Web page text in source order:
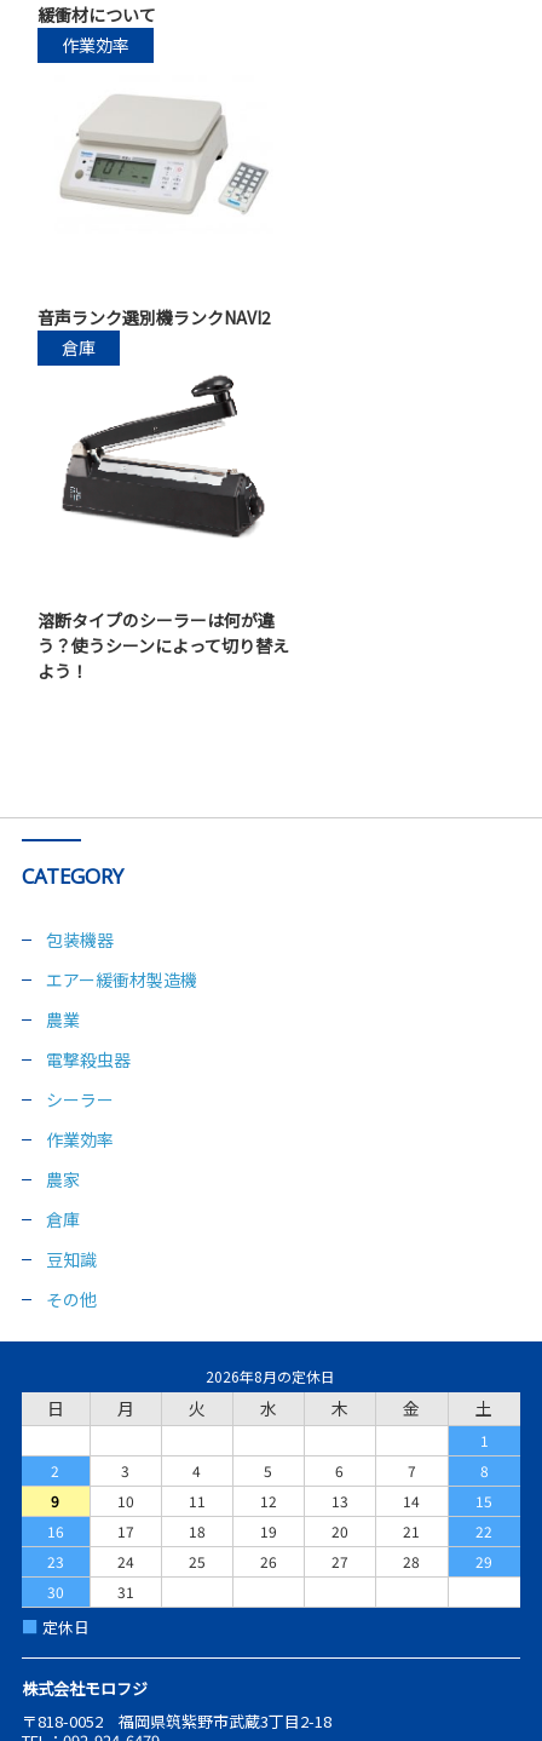
緩衝材について
作業効率
音声ランク選別機ランクNAVI2
倉庫
溶断タイプのシーラーは何が違
う？使うシーンによって切り替え
よう！
CATEGORY
包装機器
エアー緩衝材製造機
農業
電撃殺虫器
シーラー
作業効率
農家
倉庫
豆知識
その他
2026年8月の定休日
日 月 火 水 木 金 土
1
2
3 4 5 6 7
8
9
10 11 12 13 14
15
16
17 18 19 20 21
22
23
24 25 26 27 28
29
30
31
■ 定休日
株式会社モロフジ
〒818-0052 福岡県筑紫野市武蔵3丁目2-18